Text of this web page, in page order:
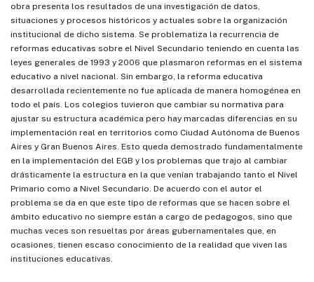
obra presenta los resultados de una investigación de datos,
situaciones y procesos históricos y actuales sobre la organización
institucional de dicho sistema. Se problematiza la recurrencia de
reformas educativas sobre el Nivel Secundario teniendo en cuenta las
leyes generales de 1993 y 2006 que plasmaron reformas en el sistema
educativo a nivel nacional. Sin embargo, la reforma educativa
desarrollada recientemente no fue aplicada de manera homogénea en
todo el país. Los colegios tuvieron que cambiar su normativa para
ajustar su estructura académica pero hay marcadas diferencias en su
implementación real en territorios como Ciudad Autónoma de Buenos
Aires y Gran Buenos Aires. Esto queda demostrado fundamentalmente
en la implementación del EGB y los problemas que trajo al cambiar
drásticamente la estructura en la que venían trabajando tanto el Nivel
Primario como a Nivel Secundario. De acuerdo con el autor el
problema se da en que este tipo de reformas que se hacen sobre el
ámbito educativo no siempre están a cargo de pedagogos, sino que
muchas veces son resueltas por áreas gubernamentales que, en
ocasiones, tienen escaso conocimiento de la realidad que viven las
instituciones educativas.